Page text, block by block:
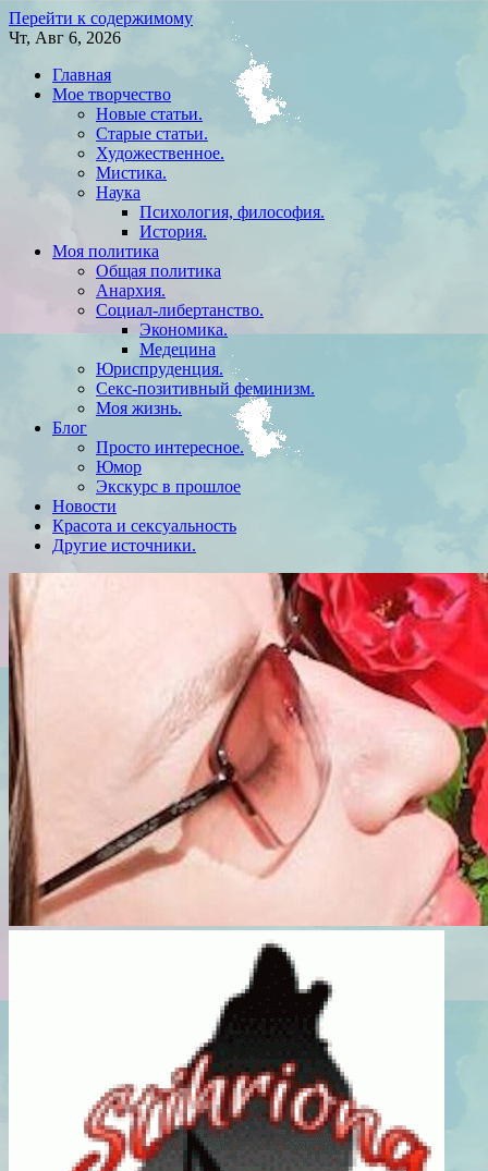
Перейти к содержимому
Чт, Авг 6, 2026
Главная
Мое творчество
Новые статьи.
Старые статьи.
Художественное.
Мистика.
Наука
Психология, философия.
История.
Моя политика
Общая политика
Анархия.
Социал-либертанство.
Экономика.
Медецина
Юриспруденция.
Секс-позитивный феминизм.
Моя жизнь.
Блог
Просто интересное.
Юмор
Экскурс в прошлое
Новости
Красота и сексуальность
Другие источники.